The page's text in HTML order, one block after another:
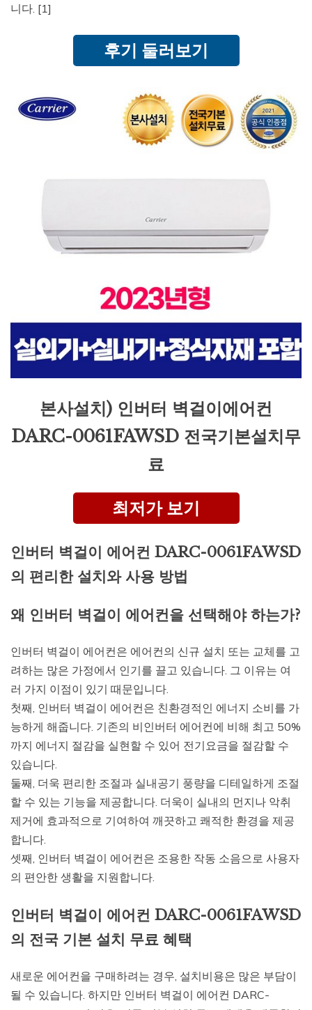
니다. [1]
후기 둘러보기
본사설치) 인버터 벽걸이에어컨
DARC-0061FAWSD 전국기본설치무
료
최저가 보기
인버터 벽걸이 에어컨 DARC-0061FAWSD
의 편리한 설치와 사용 방법
왜 인버터 벽걸이 에어컨을 선택해야 하는가?
인버터 벽걸이 에어컨은 에어컨의 신규 설치 또는 교체를 고
려하는 많은 가정에서 인기를 끌고 있습니다. 그 이유는 여
러 가지 이점이 있기 때문입니다.
첫째, 인버터 벽걸이 에어컨은 친환경적인 에너지 소비를 가
능하게 해줍니다. 기존의 비인버터 에어컨에 비해 최고 50%
까지 에너지 절감을 실현할 수 있어 전기요금을 절감할 수
있습니다.
둘째, 더욱 편리한 조절과 실내공기 풍량을 디테일하게 조절
할 수 있는 기능을 제공합니다. 더욱이 실내의 먼지나 악취
제거에 효과적으로 기여하여 깨끗하고 쾌적한 환경을 제공
합니다.
셋째, 인버터 벽걸이 에어컨은 조용한 작동 소음으로 사용자
의 편안한 생활을 지원합니다.
인버터 벽걸이 에어컨 DARC-0061FAWSD
의 전국 기본 설치 무료 혜택
새로운 에어컨을 구매하려는 경우, 설치비용은 많은 부담이
될 수 있습니다. 하지만 인버터 벽걸이 에어컨 DARC-